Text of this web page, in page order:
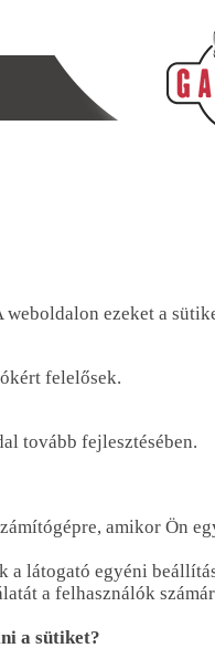
ezeket a
felelősek.
tovább fejlesztésében.
amikor Ön
látogató egyéni
a felhasználók
a sütiket?